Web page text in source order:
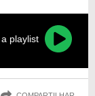
playlist